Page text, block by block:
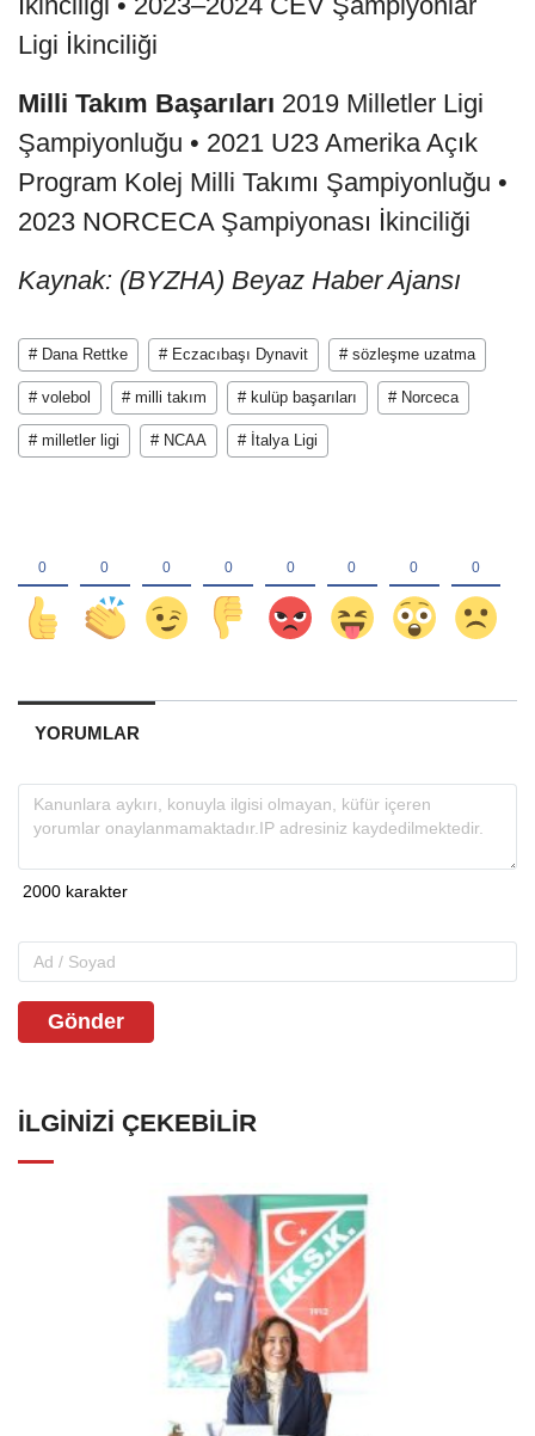
Ligi İkinciliği
Milli Takım Başarıları 2019 Milletler Ligi
Şampiyonluğu • 2021 U23 Amerika Açık
Program Kolej Milli Takımı Şampiyonluğu •
2023 NORCECA Şampiyonası İkinciliği
Kaynak: (BYZHA) Beyaz Haber Ajansı
# Dana Rettke # Eczacıbaşı Dynavit # sözleşme uzatma
# volebol # milli takım # kulüp başarıları # Norceca
# milletler ligi # NCAA # İtalya Ligi
YORUMLAR
Gönder
İLGINIZI ÇEKEBILIR